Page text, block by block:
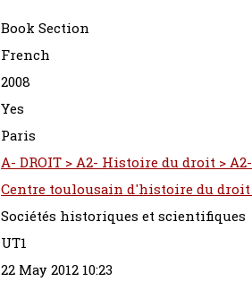
Book Section
French
2008
Yes
Paris
A- DROIT > A2- Histoire du droit >
Centre toulousain d'histoire du droit
Sociétés historiques et scientifiques
UT1
22 May 2012 10:23